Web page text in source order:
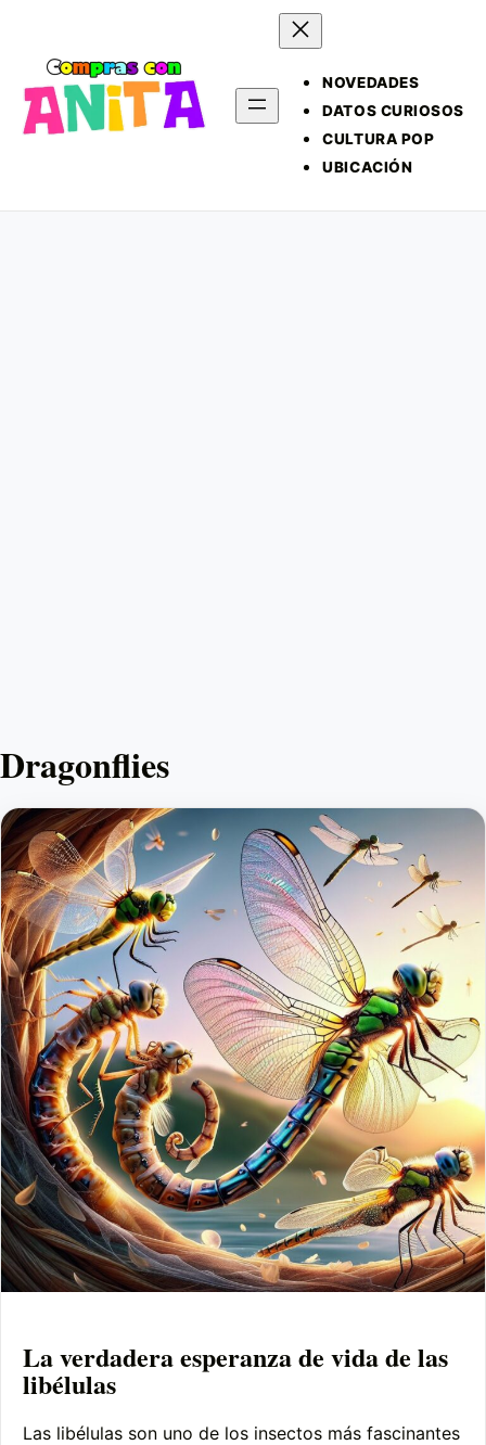
NOVEDADES
DATOS CURIOSOS
CULTURA POP
UBICACIÓN
Dragonflies
La verdadera esperanza de vida de las
libélulas
Las libélulas son uno de los insectos más fascinantes